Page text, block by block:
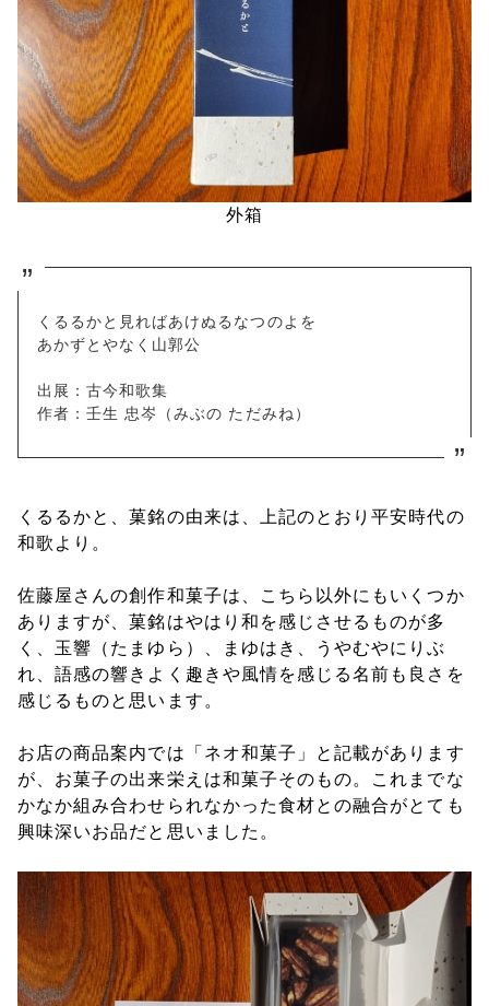
外箱
くるるかと見ればあけぬるなつのよを
あかずとやなく山郭公
出展：古今和歌集
作者：壬生 忠岑（みぶの ただみね）
くるるかと、菓銘の由来は、上記のとおり平安時代の
和歌より。
佐藤屋さんの創作和菓子は、こちら以外にもいくつか
ありますが、菓銘はやはり和を感じさせるものが多
く、玉響（たまゆら）、まゆはき、うやむやにりぶ
れ、語感の響きよく趣きや風情を感じる名前も良さを
感じるものと思います。
お店の商品案内では「ネオ和菓子」と記載があります
が、お菓子の出来栄えは和菓子そのもの。これまでな
かなか組み合わせられなかった食材との融合がとても
興味深いお品だと思いました。